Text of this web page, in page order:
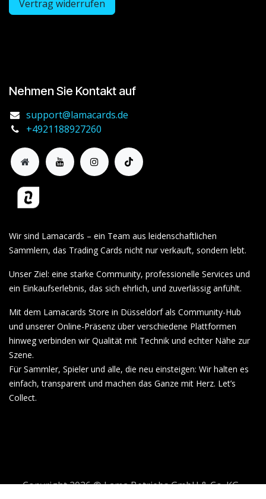
Vertrag widerrufen
Nehmen Sie Kontakt auf
support@lamacards.de
+4921188927260
Wir sind Lamacards – ein Team aus leidenschaftlichen
Sammlern, das Trading Cards nicht nur verkauft, sondern lebt.
Unser Ziel: eine starke Community, professionelle Services und
ein Einkaufserlebnis, das sich ehrlich, und zuverlässig anfühlt.
Mit dem Lamacards Store in Düsseldorf als Community-Hub
und unserer Online-Präsenz über verschiedene Plattformen
hinweg verbinden wir Qualität mit Technik und echter Nähe zur
Szene.
Für Sammler, Spieler und alle, die neu einsteigen: Wir halten es
einfach, transparent und machen das Ganze mit Herz. Let’s
Collect.
Copyright 2026 © Lama Betriebs GmbH & Co. KG